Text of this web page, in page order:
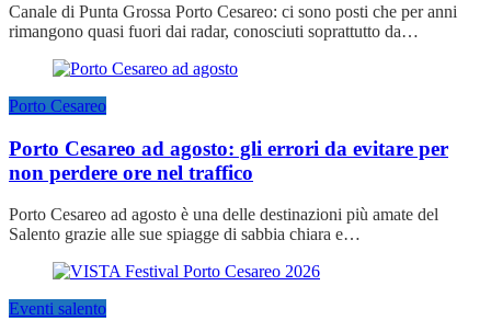
Canale di Punta Grossa Porto Cesareo: ci sono posti che per anni
rimangono quasi fuori dai radar, conosciuti soprattutto da…
Porto Cesareo
Porto Cesareo ad agosto: gli errori da evitare per
non perdere ore nel traffico
Porto Cesareo ad agosto è una delle destinazioni più amate del
Salento grazie alle sue spiagge di sabbia chiara e…
Eventi salento